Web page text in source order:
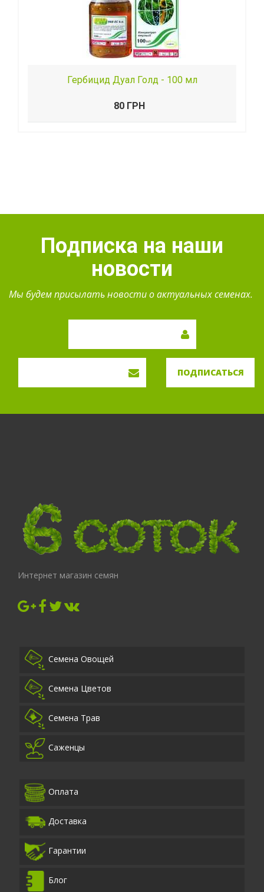
Гербицид Дуал Голд - 100 мл
80 ГРН
Подписка на наши
новости
Мы будем присылать новости о актуальных семенах.
ПОДПИСАТЬСЯ
Интернет магазин семян
Семена Овощей
Семена Цветов
Семена Трав
Саженцы
Оплата
Доставка
Гарантии
Блог